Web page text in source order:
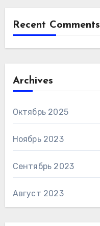
Recent Comments
Archives
Октябрь 2025
Ноябрь 2023
Сентябрь 2023
Август 2023